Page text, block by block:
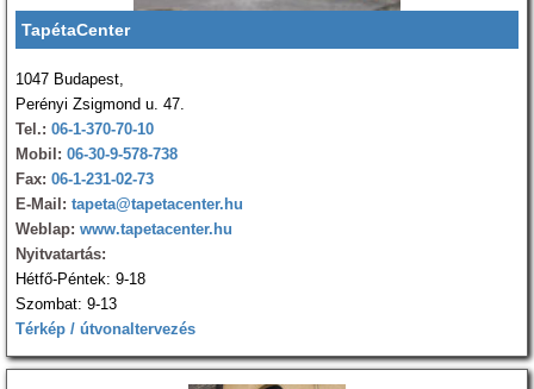
TapétaCenter
1047 Budapest,
Perényi Zsigmond u. 47.
Tel.: 06-1-370-70-10
Mobil: 06-30-9-578-738
Fax: 06-1-231-02-73
E-Mail: tapeta@tapetacenter.hu
Weblap: www.tapetacenter.hu
Nyitvatartás:
Hétfő-Péntek: 9-18
Szombat: 9-13
Térkép / útvonaltervezés